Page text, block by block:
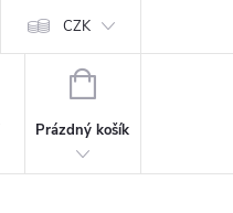
CZK
NÁKUPNÍ
Prázdný košík